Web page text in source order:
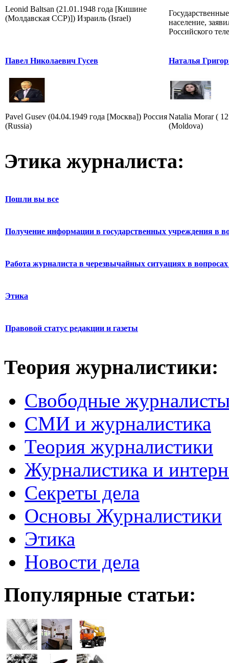
Leonid Baltsan (21.01.1948 года [Кишине
(Молдавская ССР)]) Израиль (Israel)
население,
Российского
Павел Николаевич Гусев
Pavel Gusev (04.04.1949 года [Москва]) Россия
(Russia)
Наталья
Natalia Morar (
(Moldova)
Этика журналиста:
Пошли вы все
Получение информации в государственных учреждения в
Работа журналиста в черезвычайных ситуациях в вопросах
Этика
Правовой статус редакции и газеты
Теория журналистики:
Свободные
СМИ и журналистика
Теория журналистики
Журналистика и
Секреты дела
Основы Журналистики
Этика
Новости дела
Популярные статьи: